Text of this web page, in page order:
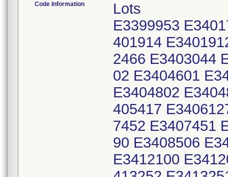
Code Information
Lots
E3399953
401914
2466 E3403044
02 E3404601
E3404802
405417
7452 E3407451
90 E3408506
E3412100